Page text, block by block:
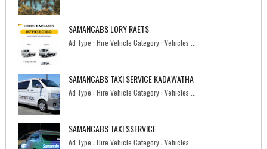
SAMANCABS LORY RAETS
Ad Type : Hire Vehicle Category : Vehicles ...
SAMANCABS TAXI SERVICE KADAWATHA
Ad Type : Hire Vehicle Category : Vehicles ...
SAMANCABS TAXI SSERVICE
Ad Type : Hire Vehicle Category : Vehicles ...